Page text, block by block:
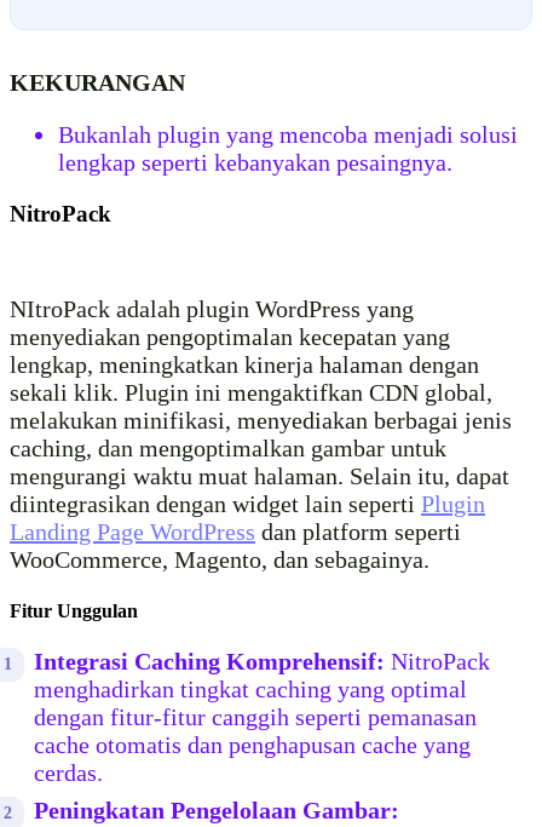
KEKURANGAN
Bukanlah plugin yang mencoba menjadi solusi
lengkap seperti kebanyakan pesaingnya.
NitroPack
NItroPack adalah plugin WordPress yang
menyediakan pengoptimalan kecepatan yang
lengkap, meningkatkan kinerja halaman dengan
sekali klik. Plugin ini mengaktifkan CDN global,
melakukan minifikasi, menyediakan berbagai jenis
caching, dan mengoptimalkan gambar untuk
mengurangi waktu muat halaman. Selain itu, dapat
diintegrasikan dengan widget lain seperti Plugin
Landing Page WordPress dan platform seperti
WooCommerce, Magento, dan sebagainya.
Fitur Unggulan
Integrasi Caching Komprehensif: NitroPack
menghadirkan tingkat caching yang optimal
dengan fitur-fitur canggih seperti pemanasan
cache otomatis dan penghapusan cache yang
cerdas.
Peningkatan Pengelolaan Gambar: